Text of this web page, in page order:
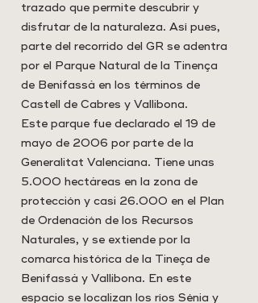
trazado que permite descubrir y
disfrutar de la naturaleza. Así pues,
parte del recorrido del GR se adentra
por el Parque Natural de la Tinença
de Benifassà en los términos de
Castell de Cabres y Vallibona.
Este parque fue declarado el 19 de
mayo de 2006 por parte de la
Generalitat Valenciana. Tiene unas
5.000 hectáreas en la zona de
protección y casi 26.000 en el Plan
de Ordenación de los Recursos
Naturales, y se extiende por la
comarca histórica de la Tineça de
Benifassà y Vallibona. En este
espacio se localizan los ríos Sénia y